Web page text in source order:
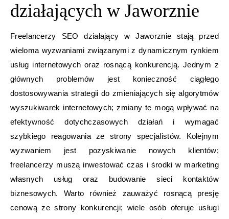
działających w Jaworznie
Freelancerzy SEO działający w Jaworznie stają przed
wieloma wyzwaniami związanymi z dynamicznym rynkiem
usług internetowych oraz rosnącą konkurencją. Jednym z
głównych problemów jest konieczność ciągłego
dostosowywania strategii do zmieniających się algorytmów
wyszukiwarek internetowych; zmiany te mogą wpływać na
efektywność dotychczasowych działań i wymagać
szybkiego reagowania ze strony specjalistów. Kolejnym
wyzwaniem jest pozyskiwanie nowych klientów;
freelancerzy muszą inwestować czas i środki w marketing
własnych usług oraz budowanie sieci kontaktów
biznesowych. Warto również zauważyć rosnącą presję
cenową ze strony konkurencji; wiele osób oferuje usługi